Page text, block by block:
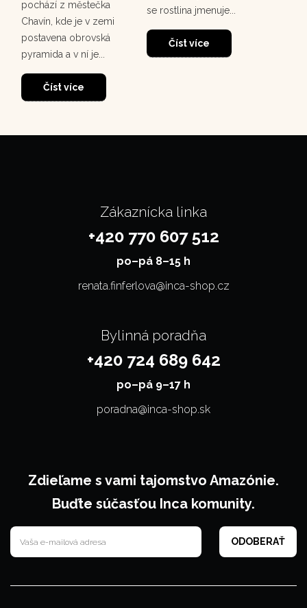
pochází z městečka
Chavín, kde je v zemi
postavena obrovská
pyramida a v ní je...
Číst více
se rostlina jmenuje...
Číst více
Zákaznícka linka
+420 770 607 512
po–⁠⁠⁠⁠⁠⁠pá 8–15 h
renata.finferlova@inca-shop.cz
Bylinná poradňa
+420 724 689 642
po–⁠⁠⁠⁠⁠⁠pá 9–17 h
poradna@inca-shop.sk
Zdieľame s vami tajomstvo Amazónie.
Buďte súčasťou Inca komunity.